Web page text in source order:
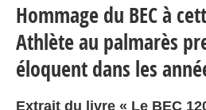
Hommage du BEC à
Athlète au palmarès
éloquent dans les
Extrait du livre « Le BEC